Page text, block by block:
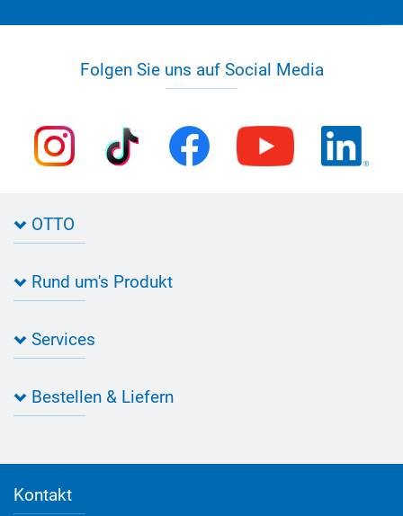
Folgen Sie uns auf Social Media
OTTO
Bau Newsletter
Presse
Jobs
Referenzen
Rund um's Produkt
Farbvielfalt
Informationen zu Prüfzeichen
Services
Farbempfehlungen
Verbrauchsrechner
Medienportal
Bestellen & Liefern
Bestelloptionen
Elektronischer Rechnungsversand
Kontakt